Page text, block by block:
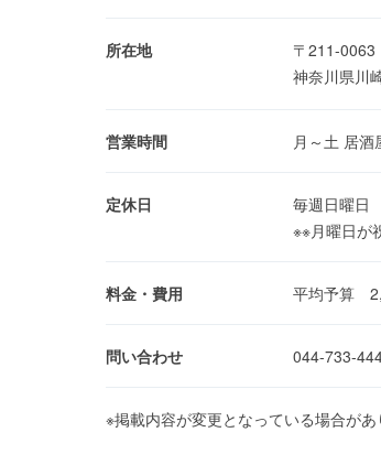
所在地
〒211-0063
神奈川県川
営業時間 月～土 居
定休日
毎週日曜日
※※月曜日が
料金・費用 平均予算
問い合わせ 044-733-
※掲載内容が変更となっている場合が